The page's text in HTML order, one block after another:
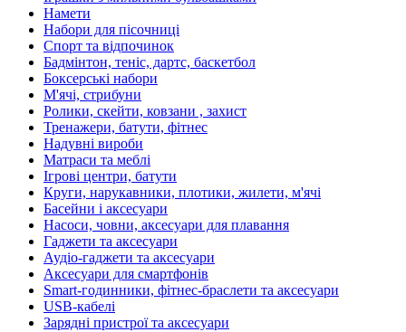
Намети
Набори для пісочниці
Спорт та відпочинок
Бадмінтон, теніс, дартс, баскетбол
Боксерські набори
М'ячі, стрибуни
Ролики, скейти, ковзани , захист
Тренажери, батути, фітнес
Надувні вироби
Матраси та меблі
Ігрові центри, батути
Круги, нарукавники, плотики, жилети, м'ячі
Басейни і аксесуари
Насоси, човни, аксесуари для плавання
Гаджети та аксесуари
Аудіо-гаджети та аксесуари
Аксесуари для смартфонів
Smart-годинники, фітнес-браслети та аксесуари
USB-кабелі
Зарядні пристрої та аксесуари